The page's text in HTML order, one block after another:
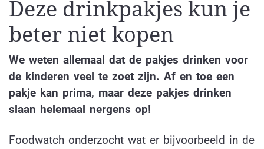
Deze drinkpakjes kun je
beter niet kopen
We weten allemaal dat de pakjes drinken voor
de kinderen veel te zoet zijn. Af en toe een
pakje kan prima, maar deze pakjes drinken
slaan helemaal nergens op!
Foodwatch onderzocht wat er bijvoorbeeld in de